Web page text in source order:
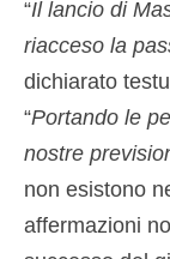
“Il lancio di
riacceso la
dichiarato
“Portando le
nostre
non esistono
affermazioni